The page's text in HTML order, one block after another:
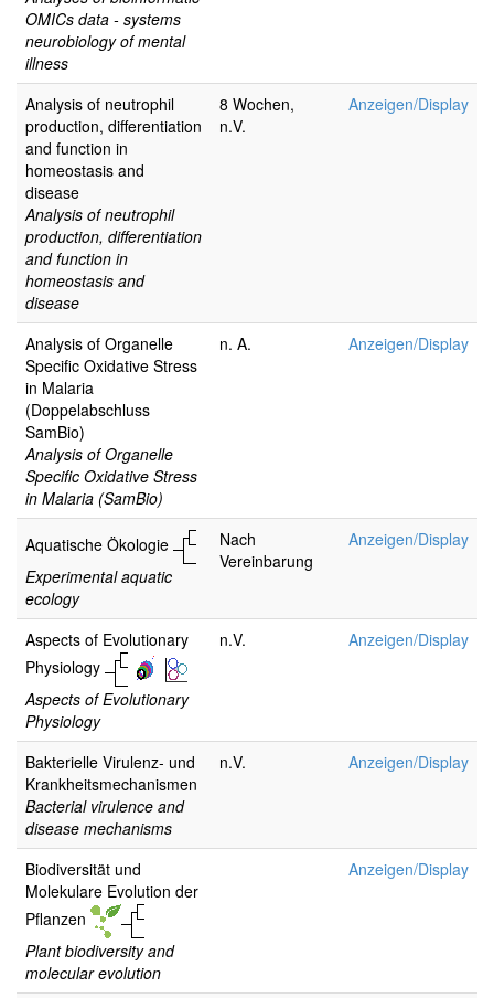
OMICs data - systems
neurobiology of mental
illness
Analysis of neutrophil
production, differentiation
and function in
homeostasis and
disease
Analysis of neutrophil
production, differentiation
and function in
homeostasis and
disease
8 Wochen,
n.V.
Anzeigen/Display
Analysis of Organelle
Specific Oxidative Stress
in Malaria
(Doppelabschluss
SamBio)
Analysis of Organelle
Specific Oxidative Stress
in Malaria (SamBio)
n. A. Anzeigen/Display
Aquatische Ökologie
Experimental aquatic
ecology
Nach
Vereinbarung
Anzeigen/Display
Aspects of Evolutionary
Physiology
Aspects of Evolutionary
Physiology
n.V. Anzeigen/Display
Bakterielle Virulenz- und
Krankheitsmechanismen
Bacterial virulence and
disease mechanisms
n.V. Anzeigen/Display
Biodiversität und
Molekulare Evolution der
Pflanzen
Plant biodiversity and
molecular evolution
Anzeigen/Display